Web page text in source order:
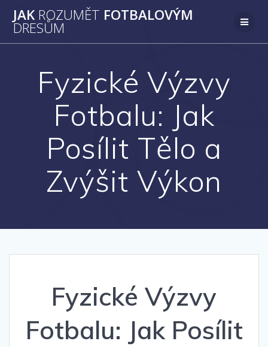
na
JAK ROZUMĚT FOTBALOVÝM
DRESŮM
Fyzické Výzvy
Fotbalu: Jak
Posílit Tělo a
Zvýšit Výkon
Fyzické Výzvy
Fotbalu: Jak Posílit